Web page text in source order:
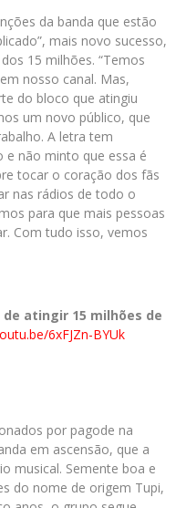
da banda que estão
mais novo sucesso,
15 milhões. “Temos
nosso canal. Mas,
do bloco que atingiu
um novo público, que
A letra tem
e não minto que essa é
tocar o coração dos fãs
nas rádios de todo o
para que mais pessoas
Com tudo isso, vemos
atingir 15 milhões de
6xFJZn-BYUk
por pagode na
em ascensão, que a
musical. Semente boa e
do nome de origem Tupi,